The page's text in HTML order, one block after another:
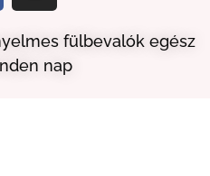
fülbevalók egész
nap